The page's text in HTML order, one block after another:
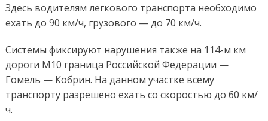
Здесь водителям легкового транспорта необходимо
ехать до 90 км/ч, грузового — до 70 км/ч.
Системы фиксируют нарушения также на 114-м км
дороги М10 граница Российской Федерации —
Гомель — Кобрин. На данном участке всему
транспорту разрешено ехать со скоростью до 60 км/
ч.